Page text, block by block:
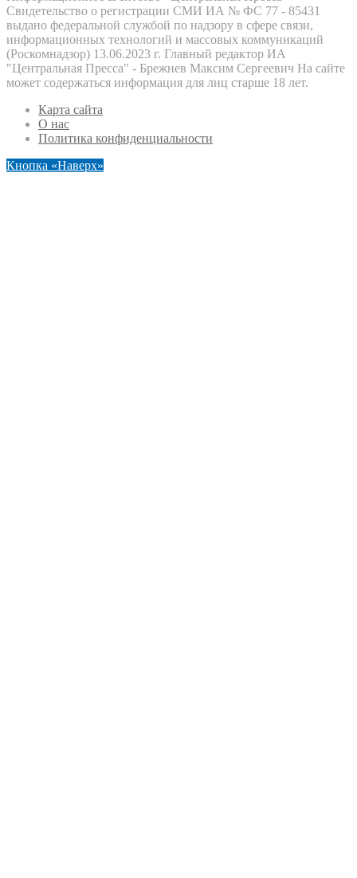
Свидетельство о регистрации СМИ ИА № ФС 77 - 85431
выдано федеральной службой по надзору в сфере связи,
информационных технологий и массовых коммуникаций
(Роскомнадзор) 13.06.2023 г. Главный редактор ИА
"Центральная Пресса" - Брежнев Максим Сергеевич На сайте
может содержаться информация для лиц старше 18 лет.
Карта сайта
О нас
Политика конфиденциальности
Кнопка «Наверх»